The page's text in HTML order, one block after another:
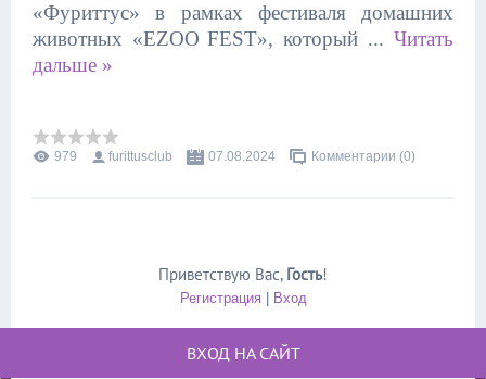
«Фуриттус» в рамках фестиваля домашних
животных «EZOO FEST», который ... Читать
дальше »
979 furittusclub 07.08.2024 Комментарии (0)
Приветствую Вас, Гость!
Регистрация| Вход
ВХОД НА САЙТ